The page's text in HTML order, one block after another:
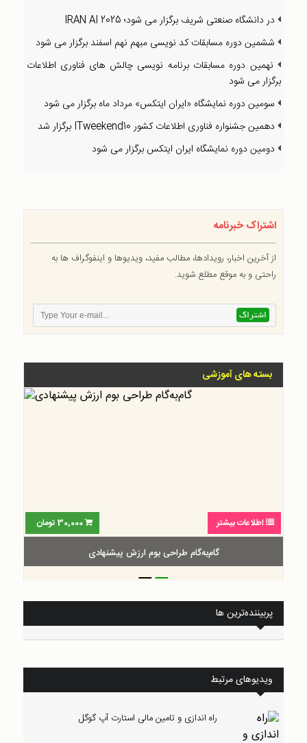
در دانشگاه صنعتی شریف برگزار می شود؛ IRAN AI 2025
ششمین دوره مسابقات کد نویسی مبهم نهم اسفند برگزار می شود
نهمین دوره مسابقات برنامه نویسی چالش های فناوری اطلاعات
برگزار می شود
سومین دوره نمایشگاه «ایران ایتکس» مرداد ماه برگزار می شود
دهمین جشنواره فناوری اطلاعات کشور ITweekend10 برگزار شد
دومین دوره نمایشگاه ایران ایتکس برگزار می شود
اشتراک خبرنامه
از آخرین اخبار، رویدادها، مطالب مفید، ویدیوها و اینفوگراف ها به
راحتی و به موقع مطلع شوید.
بسته های آموزشی
اطلاعات بیشتر 30,000 تومان
گام‌به‌گام طراحی بوم ارزش پیشنهادی
__
پربیننده‌ترین ها
ویدیوهای مرتبط
راه اندازی و تامین مالی استارت آپ گوگل